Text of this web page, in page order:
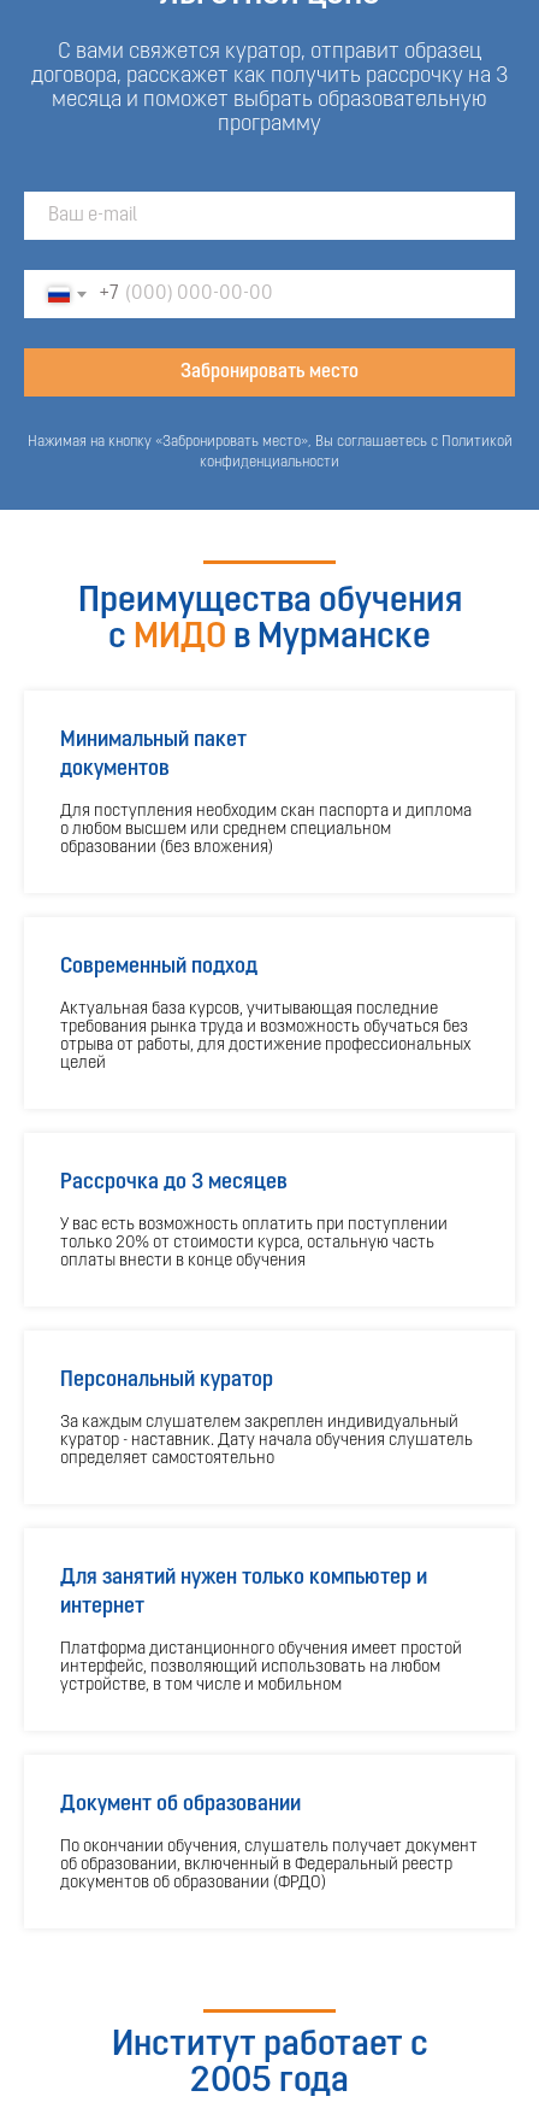
С вами свяжется куратор, отправит образец
договора, расскажет как получить рассрочку на 3
месяца и поможет выбрать образовательную
программу
+7
Забронировать место
Нажимая на кнопку «Забронировать место», Вы соглашаетесь с Политикой
конфиденциальности
Преимущества обучения
с МИДО в Мурманске
Минимальный пакет
документов
Для поступления необходим скан паспорта и диплома
о любом высшем или среднем специальном
образовании (без вложения)
Современный подход
Актуальная база курсов, учитывающая последние
требования рынка труда и возможность обучаться без
отрыва от работы, для достижение профессиональных
целей
Рассрочка до 3 месяцев
У вас есть возможность оплатить при поступлении
только 20% от стоимости курса, остальную часть
оплаты внести в конце обучения
Персональный куратор
За каждым слушателем закреплен индивидуальный
куратор - наставник. Дату начала обучения слушатель
определяет самостоятельно
Для занятий нужен только компьютер и
интернет
Платформа дистанционного обучения имеет простой
интерфейс, позволяющий использовать на любом
устройстве, в том числе и мобильном
Документ об образовании
По окончании обучения, слушатель получает документ
об образовании, включенный в Федеральный реестр
документов об образовании (ФРДО)
Институт работает с
2005 года